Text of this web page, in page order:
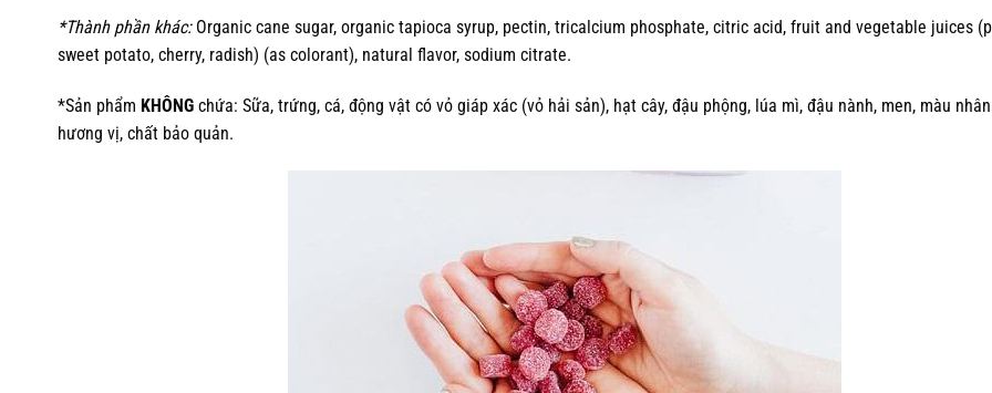
*Thành phần khác:Organic cane sugar, organic tapioca syrup, pectin, tricalcium phosphate, citric acid, fruit and vegetable juices
sweet potato, cherry, radish) (as colorant), natural flavor, sodium citrate.
*Sản phẩm KHÔNG chứa: Sữa, trứng, cá, động vật có vỏ giáp xác (vỏ hải sản), hạt cây, đậu phộng, lúa mì, đậu nành, men, màu
hương vị, chất bảo quản.